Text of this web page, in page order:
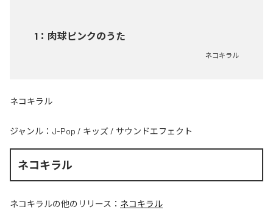
1 ： 肉球ピンクのうた
ネコキラル
ネコキラル
ジャンル： J-Pop / キッズ / サウンドエフェクト
ネコキラル
ネコキラルの他のリリース： ネコキラル